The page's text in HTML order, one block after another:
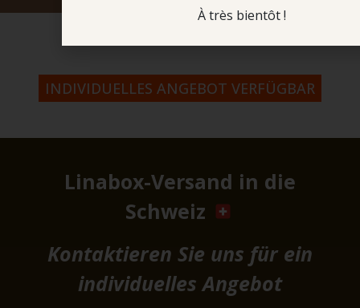
INDIVIDUELLES ANGEBOT VERFÜGBAR
Linabox-Versand in die
Schweiz
Kontaktieren Sie uns für ein
individuelles Angebot
À très bientôt !